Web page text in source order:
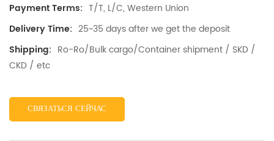
Payment Terms: T/T, L/C, Western Union
Delivery Time: 25~35 days after we get the deposit
Shipping: Ro-Ro/Bulk cargo/Container shipment / SKD /
CKD / etc
СВЯЗАТЬСЯ СЕЙЧАС